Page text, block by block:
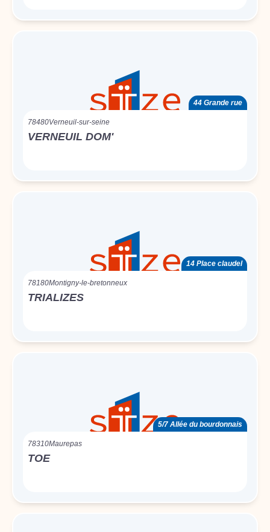
44 Grande rue
78480Verneuil-sur-seine
VERNEUIL DOM'
14 Place claudel
78180Montigny-le-bretonneux
TRIALIZES
5/7 Allée du bourdonnais
78310Maurepas
TOE